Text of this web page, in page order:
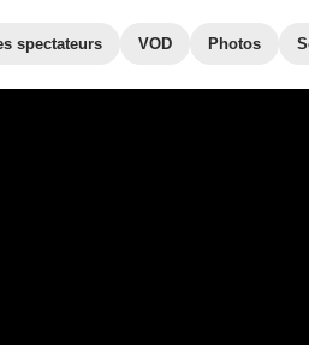
spectateurs VOD Photos